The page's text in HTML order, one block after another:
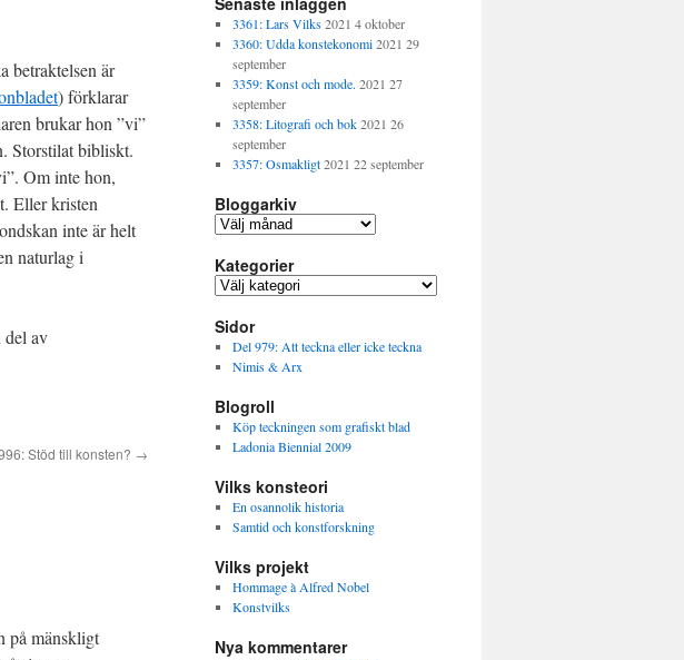
betraktelsen är
) förklarar
brukar hon ”vi”
Storstilat bibliskt.
Om inte hon,
Eller kristen
inte är helt
naturlag i
del av
Stöd till konsten? →
på mänskligt
3361: Lars Vilks 2021 4 oktober
3360: Udda konstekonomi 2021 29
september
3359: Konst och mode. 2021 27
september
3358: Litografi och bok 2021 26
september
3357: Osmakligt 2021 22 september
Bloggarkiv
B
o
g
a
r
k
v
Kategorier
K
t
e
g
r
i
e
Sidor
Del 979: Att teckna eller icke teckna
Nimis & Arx
Blogroll
Köp teckningen som grafiskt blad
Ladonia Biennial 2009
Vilks konsteori
En osannolik historia
Samtid och konstforskning
Vilks projekt
Hommage à Alfred Nobel
Konstvilks
Nya kommentarer